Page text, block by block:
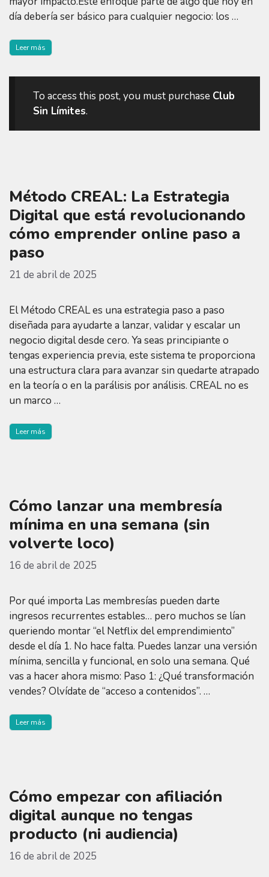
día debería ser básico para cualquier negocio: los …
Leer más
To access this post, you must purchase Club
Sin Límites.
Método CREAL: La Estrategia
Digital que está revolucionando
cómo emprender online paso a
paso
21 de abril de 2025
El Método CREAL es una estrategia paso a paso
diseñada para ayudarte a lanzar, validar y escalar un
negocio digital desde cero. Ya seas principiante o
tengas experiencia previa, este sistema te proporciona
una estructura clara para avanzar sin quedarte atrapado
en la teoría o en la parálisis por análisis. CREAL no es
un marco …
Leer más
Cómo lanzar una membresía
mínima en una semana (sin
volverte loco)
16 de abril de 2025
Por qué importa Las membresías pueden darte
ingresos recurrentes estables… pero muchos se lían
queriendo montar “el Netflix del emprendimiento”
desde el día 1. No hace falta. Puedes lanzar una versión
mínima, sencilla y funcional, en solo una semana. Qué
vas a hacer ahora mismo: Paso 1: ¿Qué transformación
vendes? Olvídate de “acceso a contenidos”. …
Leer más
Cómo empezar con afiliación
digital aunque no tengas
producto (ni audiencia)
16 de abril de 2025